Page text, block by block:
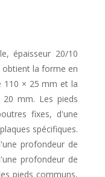
épaisseur 20/10
obtient la forme en
110 × 25 mm et la
mm. Les pieds
fixes, d'une
spécifiques.
profondeur de
profondeur de
pieds communs,